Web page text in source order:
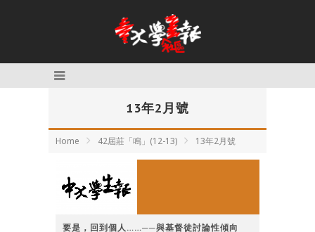
13年2月號
Home 42屆莊「鳴」(12-13) 13年2月號
要是，回到個人……──與基督徒討論性傾向